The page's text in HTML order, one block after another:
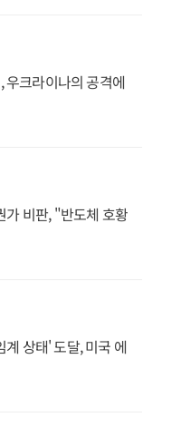
크라이나의 공격에
가 비판, "반도체 호황
상태' 도달, 미국 에